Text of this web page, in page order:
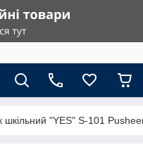
шкільний "YES" S-101